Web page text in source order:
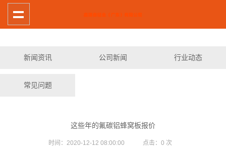
新闻资讯 公司新闻 行业动态
常见问题
这些年的氟碳铝蜂窝板报价
时间：2020-12-12 08:00:00 点击： 0 次